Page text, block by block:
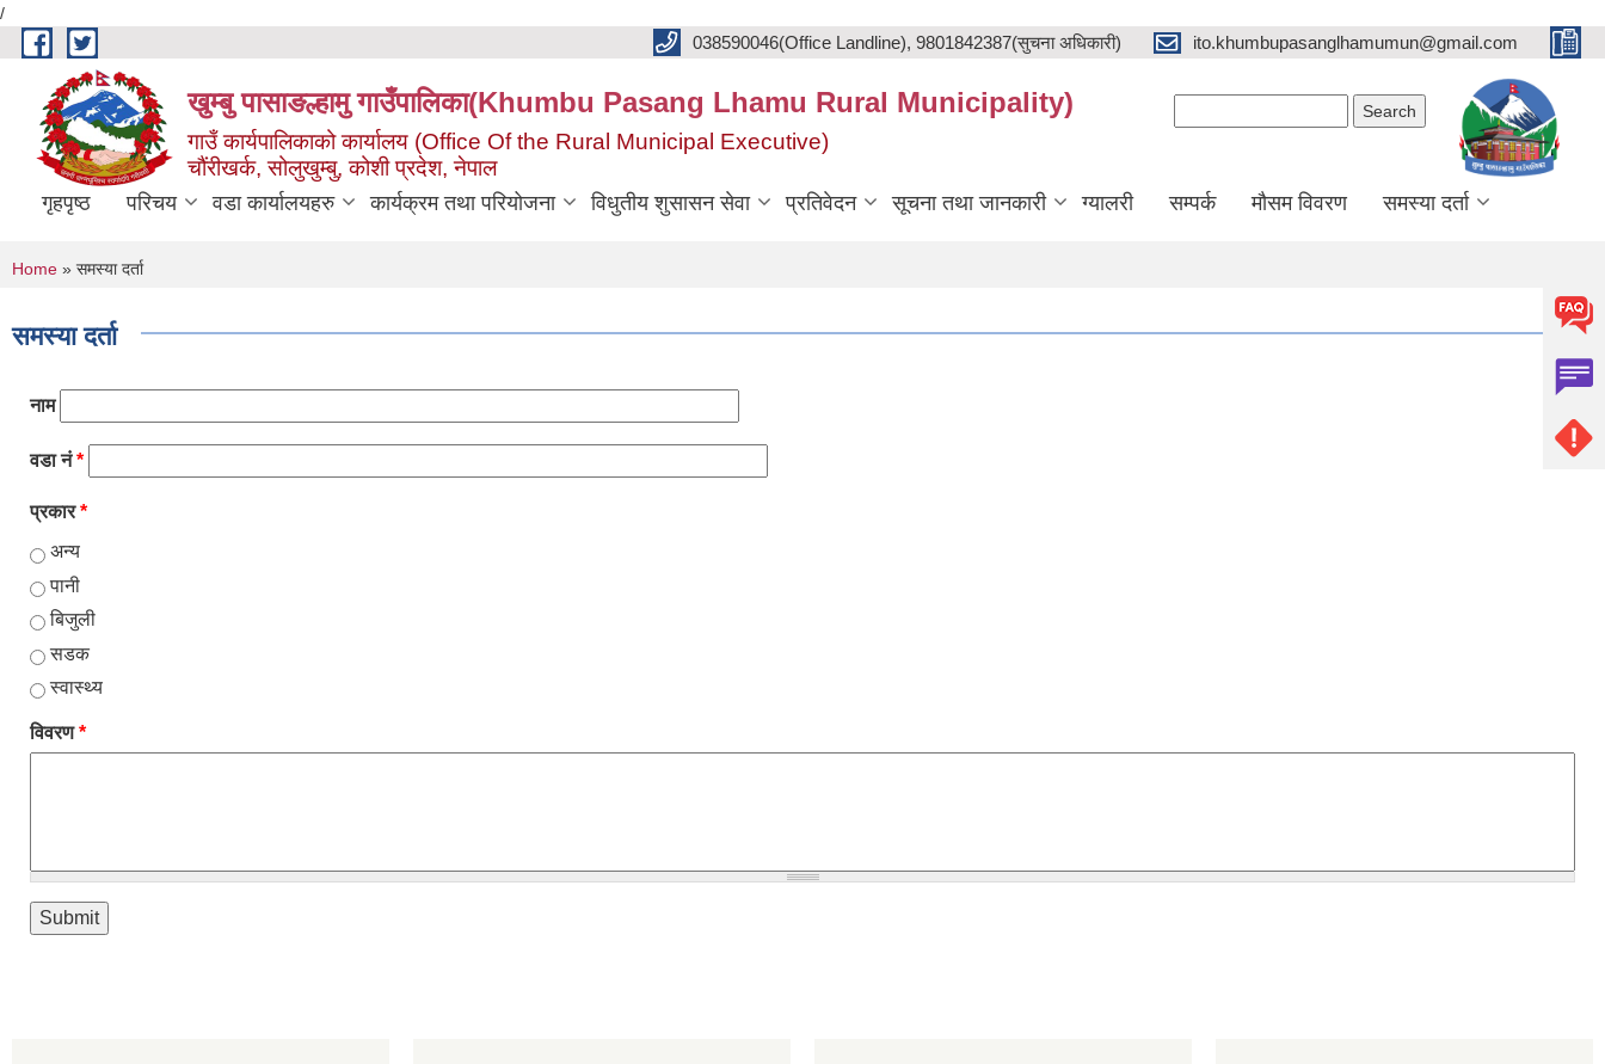
/
Skip to main content
038590046(Office Landline), 9801842387(सुचना अधिकारी) ito.khumbupasanglhamumun@gmail.com
खुम्बु पासाङल्हामु गाउँपालिका(Khumbu Pasang Lhamu Rural Municipality)
गाउँ कार्यपालिकाको कार्यालय (Office Of the Rural Municipal Executive)
चौंरीखर्क, सोलुखुम्बु, कोशी प्रदेश, नेपाल
गृहपृष्ठ परिचय वडा कार्यालयहरु कार्यक्रम तथा परियोजना विधुतीय शुसासन सेवा प्रतिवेदन सूचना तथा जानकारी ग्यालरी सम्पर्क मौसम विवरण समस्या दर्ता
You are here
Home » समस्या दर्ता
समस्या दर्ता
नाम
वडा नं*
प्रकार*
अन्य
पानी
बिजुली
सडक
स्वास्थ्य
विवरण*